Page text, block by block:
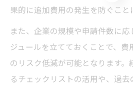
果的に追加費用の発生を防ぐこと
また、企業の規模や申請件数に
ジュールを立てておくことで、費
のリスク低減が可能となります。
るチェックリストの活用や、過